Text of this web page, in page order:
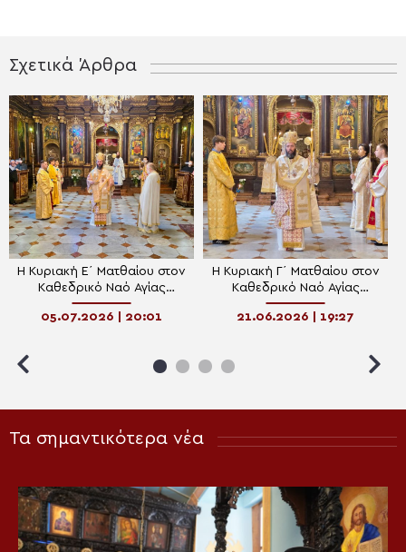
Σχετικά Άρθρα
Η Κυριακή Ε΄ Ματθαίου στον
Καθεδρικό Ναό Αγίας
Τριάδος Βιέννης
05.07.2026 | 20:01
Η Κυριακή Γ΄ Ματθαίου στον
Καθεδρικό Ναό Αγίας
Τριάδος Βιέννης
21.06.2026 | 19:27
Τα σημαντικότερα νέα